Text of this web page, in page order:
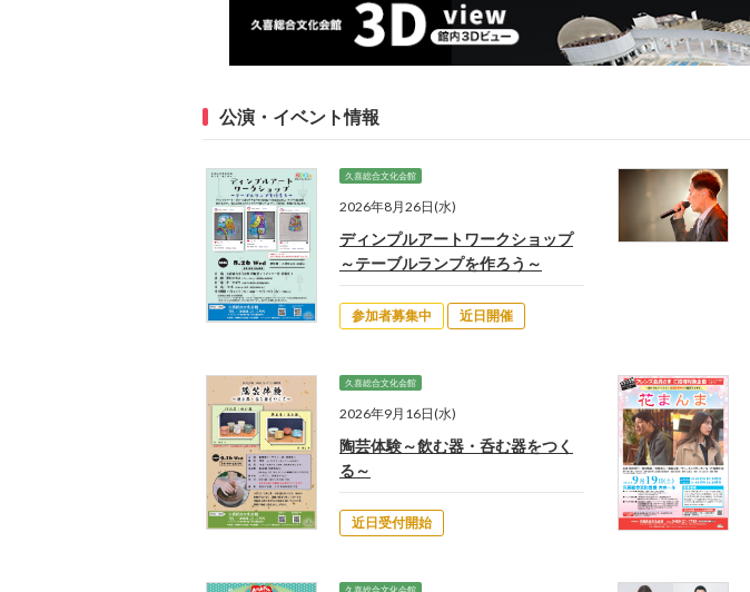
公演・イベント情報
久喜総合文化会館
2026年8月26日(水)
ディンプルアートワークショップ
～テーブルランプを作ろう～
参加者募集中 近日開催
久喜総合文化会館
2026年9月16日(水)
陶芸体験～飲む器・呑む器をつく
る～
近日受付開始
久喜総合文化会館